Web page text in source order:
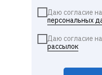
Даю согласие
персональных
Даю согласие
рассылок